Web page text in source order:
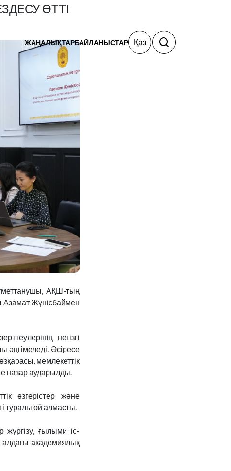
ЖАҢАЛЫҚТАРБАЙЛАНЫСТАР Қаз
ӨТТІ
АҚШ-тың
Азамат Жүнісбаймен
негізгі
әңгімеледі. Әсіресе
мемлекеттік
назар аударылды.
өзгерістер және
туралы ой алмасты.
жүргізу, ғылыми іс-
академиялық